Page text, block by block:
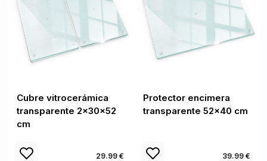
Cubre vitrocerámica
transparente 2x30x52
cm
29.99 €
Protector encimera
transparente 52x40 cm
39.99 €